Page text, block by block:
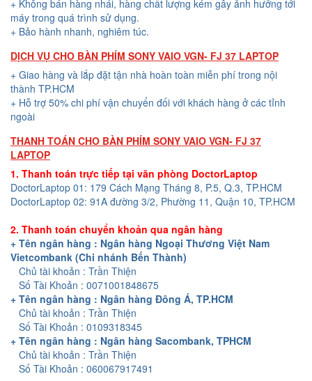
+ Không bán hàng nhái, hàng chất lượng kém gây ảnh hưởng tới
máy trong quá trình sử dụng.
+ Bảo hành nhanh, nghiêm túc.
DỊCH VỤ CHO BÀN PHÍM SONY VAIO VGN- FJ 37 LAPTOP
+ Giao hàng và lắp đặt tận nhà hoàn toàn miễn phí trong nội
thành TP.HCM
+ Hỗ trợ 50% chi phí vận chuyển đối với khách hàng ở các tỉnh
ngoài
THANH TOÁN CHO BÀN PHÍM SONY VAIO VGN- FJ 37
LAPTOP
1. Thanh toán trực tiếp tại văn phòng DoctorLaptop
DoctorLaptop 01: 179 Cách Mạng Tháng 8, P.5, Q.3, TP.HCM
DoctorLaptop 02: 91A đường 3/2, Phường 11, Quận 10, TP.HCM
2. Thanh toán chuyển khoản qua ngân hàng
+ Tên ngân hàng : Ngân hàng Ngoại Thương Việt Nam
Vietcombank (Chi nhánh Bến Thành)
Chủ tài khoản : Trần Thiện
Số Tài Khoản : 0071001848675
+ Tên ngân hàng : Ngân hàng Đông Á, TP.HCM
Chủ tài khoản : Trần Thiện
Số Tài Khoản : 0109318345
+ Tên ngân hàng : Ngân hàng Sacombank, TPHCM
Chủ tài khoản : Trần Thiện
Số Tài Khoản : 060067917491